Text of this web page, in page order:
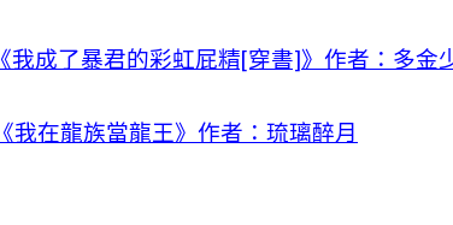
《我成了暴君的彩虹屁精[穿書]》作者：多金
《我在龍族當龍王》作者：琉璃醉月